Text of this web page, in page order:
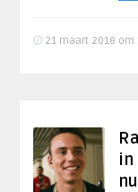
21 maart 2018 om
in